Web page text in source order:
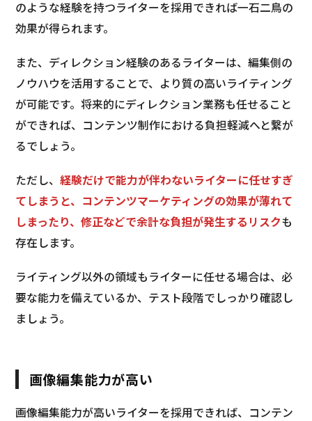
のような経験を持つライターを採用できれば一石二鳥の
効果が得られます。
また、ディレクション経験のあるライターは、編集側の
ノウハウを活用することで、より質の高いライティング
が可能です。将来的にディレクション業務も任せること
ができれば、コンテンツ制作における負担軽減へと繋が
るでしょう。
ただし、経験だけで能力が伴わないライターに任せすぎ
てしまうと、コンテンツマーケティングの効果が薄れて
しまったり、修正などで余計な負担が発生するリスクも
存在します。
ライティング以外の領域もライターに任せる場合は、必
要な能力を備えているか、テスト段階でしっかり確認し
ましょう。
画像編集能力が高い
画像編集能力が高いライターを採用できれば、コンテン